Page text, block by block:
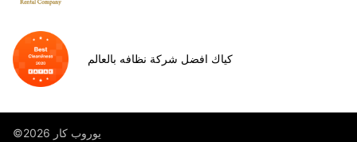
كياك افضل شركة نظافه بالعالم
©يوروب كار 2026